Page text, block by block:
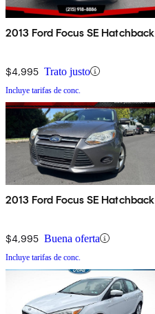
2013 Ford Focus SE Hatchback
$4,995 Trato justo
Incluye tarifas de conc.
2013 Ford Focus SE Hatchback
$4,995 Buena oferta
Incluye tarifas de conc.